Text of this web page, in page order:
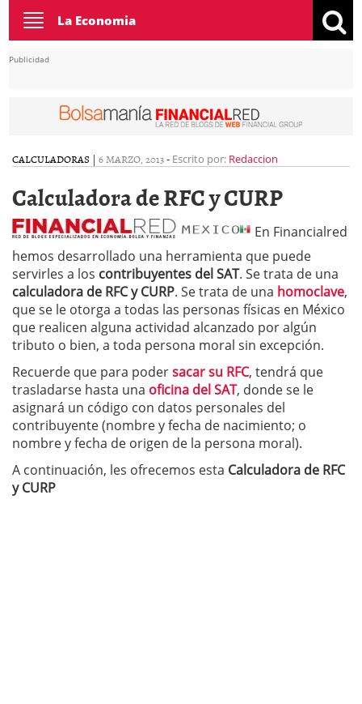
Toggle
navigation
La Economia
Publicidad
CALCULADORAS | 6 MARZO, 2013- Escrito por: Redaccion
Calculadora de RFC y CURP
En Financialred
hemos desarrollado una herramienta que puede
servirles a los contribuyentes del SAT. Se trata de una
calculadora de RFC y CURP. Se trata de una homoclave,
que se le otorga a todas las personas físicas en México
que realicen alguna actividad alcanzado por algún
tributo o bien, a toda persona moral sin excepción.
Recuerde que para podersacar su RFC, tendrá que
trasladarse hasta una oficina del SAT, donde se le
asignará un código con datos personales del
contribuyente (nombre y fecha de nacimiento; o
nombre y fecha de origen de la persona moral).
A continuación, les ofrecemos esta Calculadora de RFC
y CURP